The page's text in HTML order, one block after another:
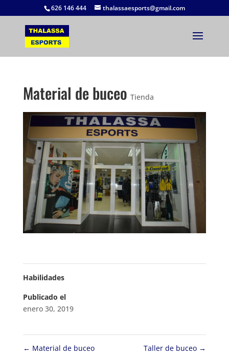
626 146 444 thalassaesports@gmail.com
Material de buceo Tienda
Habilidades
Publicado el
enero 30, 2019
← Material de buceo Taller de buceo →